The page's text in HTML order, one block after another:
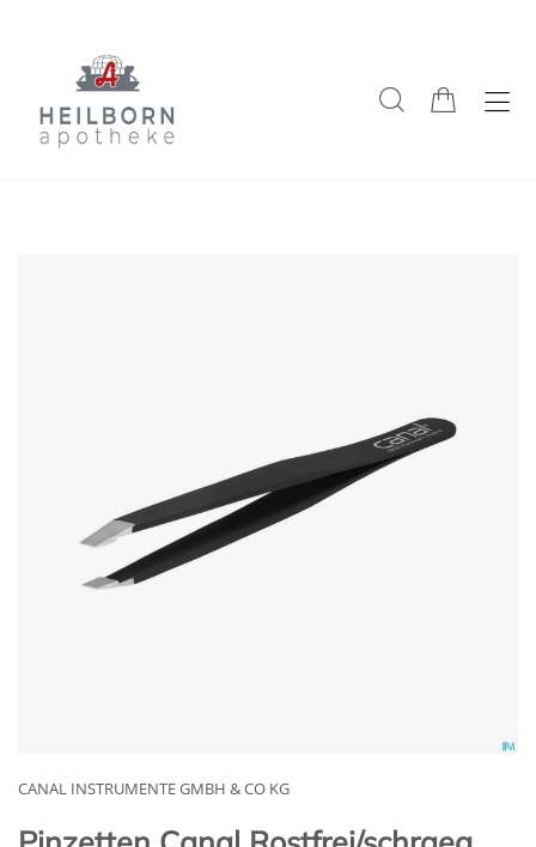
CANAL INSTRUMENTE GMBH & CO KG